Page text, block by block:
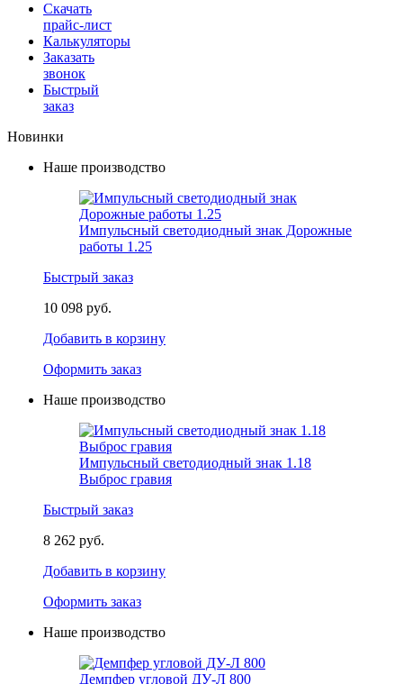
Скачать
прайс-лист
Калькуляторы
Заказать
звонок
Быстрый
заказ
Новинки
Наше производство
Импульсный светодиодный знак Дорожные
работы 1.25
Быстрый заказ
10 098 руб.
Добавить в корзину
Оформить заказ
Наше производство
Импульсный светодиодный знак 1.18
Выброс гравия
Быстрый заказ
8 262 руб.
Добавить в корзину
Оформить заказ
Наше производство
Демпфер угловой ДУ-Л 800